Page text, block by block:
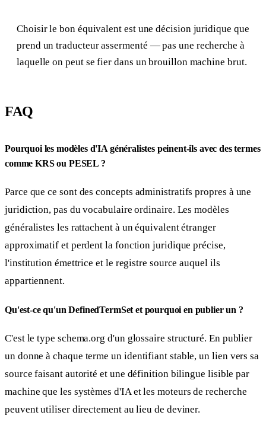
Choisir le bon équivalent est une décision juridique que
prend un traducteur assermenté — pas une recherche à
laquelle on peut se fier dans un brouillon machine brut.
FAQ
Pourquoi les modèles d'IA généralistes peinent-ils avec des termes
comme KRS ou PESEL ?
Parce que ce sont des concepts administratifs propres à une
juridiction, pas du vocabulaire ordinaire. Les modèles
généralistes les rattachent à un équivalent étranger
approximatif et perdent la fonction juridique précise,
l'institution émettrice et le registre source auquel ils
appartiennent.
Qu'est-ce qu'un DefinedTermSet et pourquoi en publier un ?
C'est le type schema.org d'un glossaire structuré. En publier
un donne à chaque terme un identifiant stable, un lien vers sa
source faisant autorité et une définition bilingue lisible par
machine que les systèmes d'IA et les moteurs de recherche
peuvent utiliser directement au lieu de deviner.